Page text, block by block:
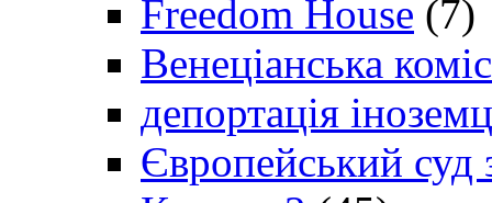
Freedom House (7)
Венеціанська
депортація
Європейський